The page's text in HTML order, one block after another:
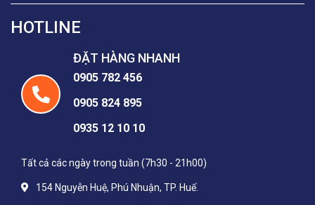
HOTLINE
ĐẶT HÀNG NHANH
0905 782 456
0905 824 895
0935 12 10 10
Tất cả các ngày trong tuần (7h30 - 21h00)
154 Nguyễn Huệ, Phú Nhuận, TP. Huế.